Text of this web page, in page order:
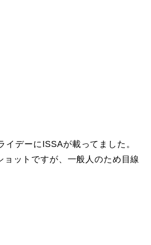
イデーにISSAが載ってました。
ョットですが、一般人のため目線